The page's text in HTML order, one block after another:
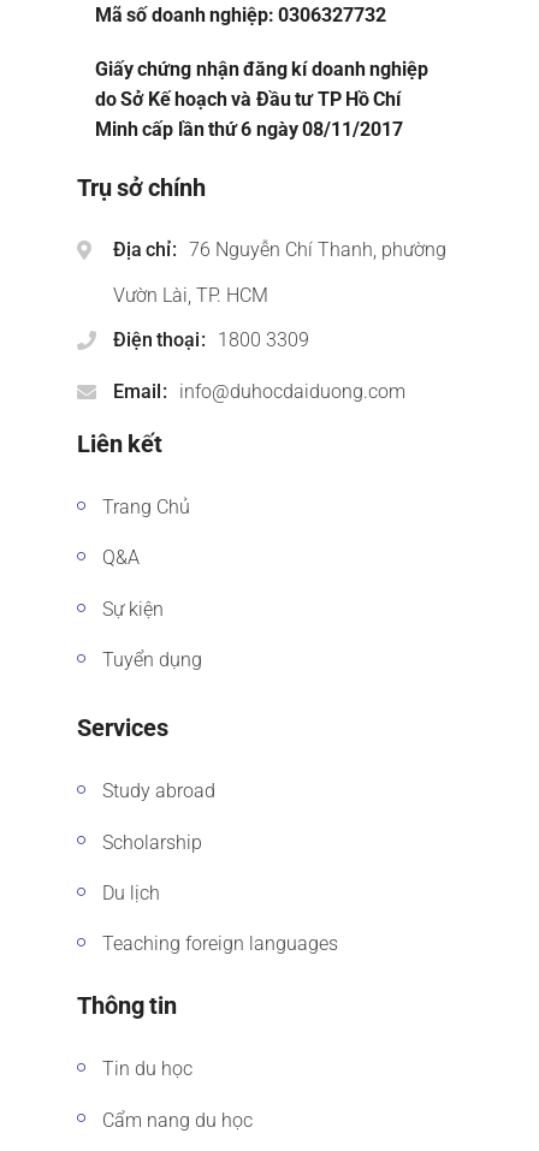
Mã số doanh nghiệp: 0306327732
Giấy chứng nhận đăng kí doanh nghiệp
do Sở Kế hoạch và Đầu tư TP Hồ Chí
Minh cấp lần thứ 6 ngày 08/11/2017
Trụ sở chính
Địa chỉ
76 Nguyễn Chí Thanh, phường
Vườn Lài, TP. HCM
Điện thoại
1800 3309
Email info@duhocdaiduong.com
Liên kết
Trang Chủ
Q&A
Sự kiện
Tuyển dụng
Services
Study abroad
Scholarship
Du lịch
Teaching foreign languages
Thông tin
Tin du học
Cẩm nang du học